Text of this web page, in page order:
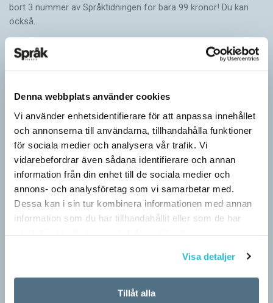
Denna webbplats använder cookies
Vi använder enhetsidentifierare för att anpassa innehållet
och annonserna till användarna, tillhandahålla funktioner
för sociala medier och analysera vår trafik. Vi
vidarebefordrar även sådana identifierare och annan
information från din enhet till de sociala medier och
annons- och analysföretag som vi samarbetar med.
Dessa kan i sin tur kombinera informationen med annan
information som du har tillhandahållit eller som de har
samlat in när du har använt deras tjänster.
Visa detaljer
Tillåt alla
bort 3 nummer av Språktidningen för bara 99 kronor! Du kan
också…
Grundsärskola byter namn till anpassad grundskola och
gymnasiesärskolan till anpassad gymnasieskola. En som har
stor del i att detta namnbyte sker är artonåriga Leo Lust…